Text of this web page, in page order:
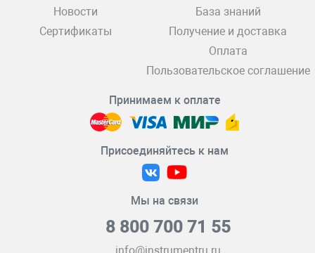
Новости
Сертификаты
База знаний
Получение и доставка
Оплата
Пользовательское соглашение
Принимаем к оплате
Присоединяйтесь к нам
Мы на связи
8 800 700 71 55
info@instrumentru.ru